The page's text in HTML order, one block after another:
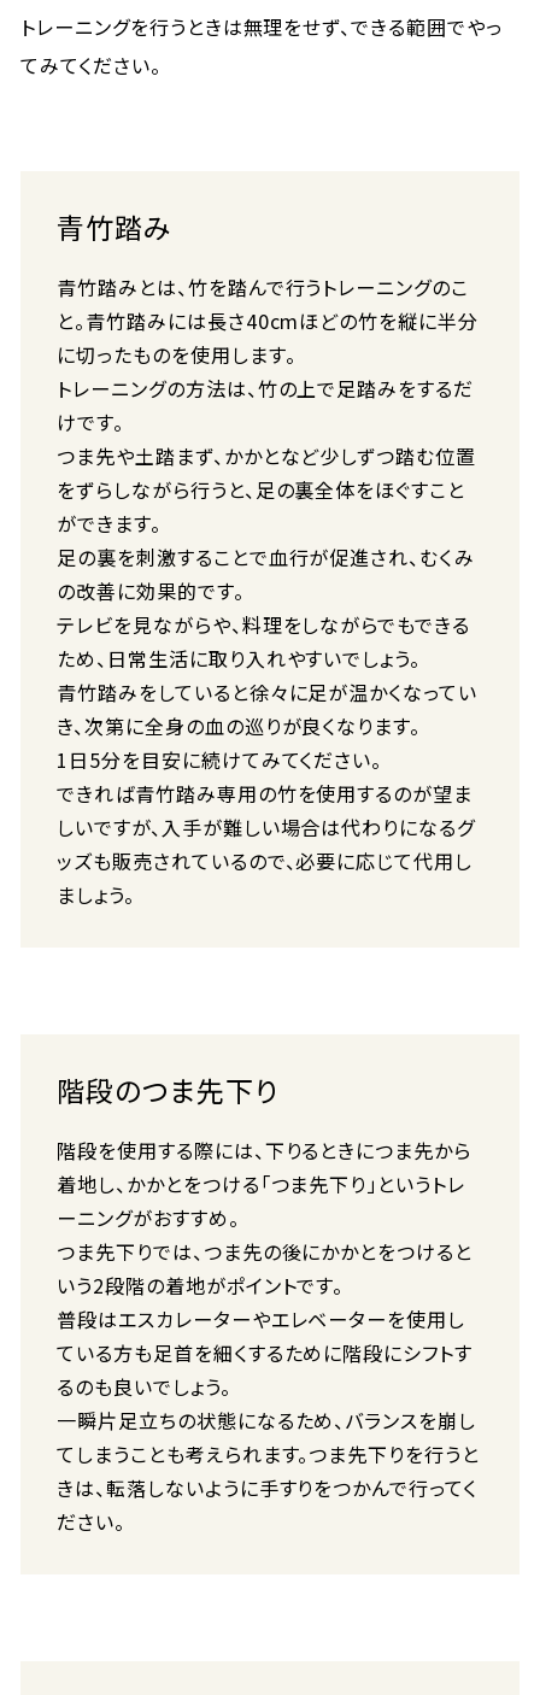
トレーニングを行うときは無理をせず、できる範囲でやっ
てみてください。
青竹踏み
青竹踏みとは、竹を踏んで行うトレーニングのこ
と。青竹踏みには長さ40cmほどの竹を縦に半分
に切ったものを使用します。
トレーニングの方法は、竹の上で足踏みをするだ
けです。
つま先や土踏まず、かかとなど少しずつ踏む位置
をずらしながら行うと、足の裏全体をほぐすこと
ができます。
足の裏を刺激することで血行が促進され、むくみ
の改善に効果的です。
テレビを見ながらや、料理をしながらでもできる
ため、日常生活に取り入れやすいでしょう。
青竹踏みをしていると徐々に足が温かくなってい
き、次第に全身の血の巡りが良くなります。
1日5分を目安に続けてみてください。
できれば青竹踏み専用の竹を使用するのが望ま
しいですが、入手が難しい場合は代わりになるグ
ッズも販売されているので、必要に応じて代用し
ましょう。
階段のつま先下り
階段を使用する際には、下りるときにつま先から
着地し、かかとをつける「つま先下り」というトレ
ーニングがおすすめ。
つま先下りでは、つま先の後にかかとをつけると
いう2段階の着地がポイントです。
普段はエスカレーターやエレベーターを使用し
ている方も足首を細くするために階段にシフトす
るのも良いでしょう。
一瞬片足立ちの状態になるため、バランスを崩し
てしまうことも考えられます。つま先下りを行うと
きは、転落しないように手すりをつかんで行ってく
ださい。